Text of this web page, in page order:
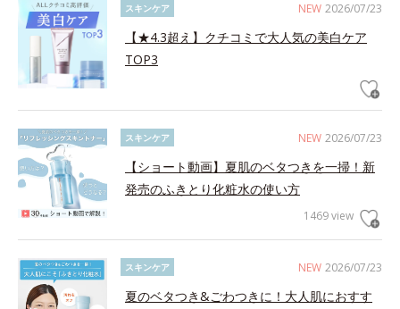
NEW 2026/07/23
スキンケア
【★4.3超え】クチコミで大人気の美白ケア
TOP3
NEW 2026/07/23
スキンケア
【ショート動画】夏肌のベタつきを一掃！新
発売のふきとり化粧水の使い方
1469 view
NEW 2026/07/23
スキンケア
夏のベタつき&ごわつきに！大人肌におすす